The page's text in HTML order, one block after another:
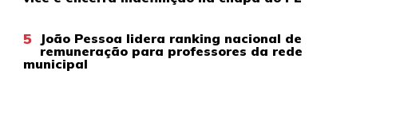
5
João Pessoa lidera ranking nacional de
remuneração para professores da rede
municipal